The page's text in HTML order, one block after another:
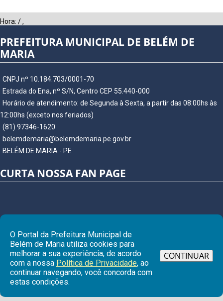
Hora: /,
PREFEITURA MUNICIPAL DE BELÉM DE
MARIA
CNPJ nº 10.184.703/0001-70
Estrada do Ena, nº S/N, Centro CEP 55.440-000
Horário de atendimento: de Segunda à Sexta, a partir das 08:00hs às
12:00hs (exceto nos feriados)
(81) 97346-1620
belemdemaria@belemdemaria.pe.gov.br
BELÉM DE MARIA - PE
CURTA NOSSA FAN PAGE
© Copyright 2026 Prefeitura Municipal de BELÉM DE MARIA | Todos os
direitos reservados
O Portal da Prefeitura Municipal de
Belém de Maria utiliza cookies para
melhorar a sua experiência, de acordo
com a nossa Política de Privacidade, ao
continuar navegando, você concorda com
estas condições.
CONTINUAR